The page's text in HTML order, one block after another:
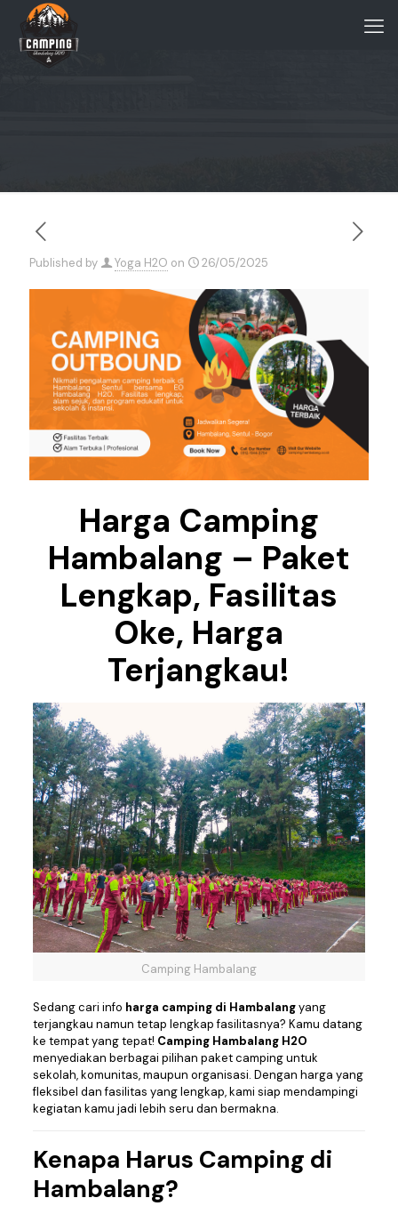
Published by Yoga H2O on 26/05/2025
Harga Camping
Hambalang – Paket
Lengkap, Fasilitas
Oke, Harga
Terjangkau!
Camping Hambalang
Sedang cari info harga camping di Hambalangyang
terjangkau namun tetap lengkap fasilitasnya? Kamu datang
ke tempat yang tepat! Camping Hambalang H2O
menyediakan berbagai pilihan paket camping untuk
sekolah, komunitas, maupun organisasi. Dengan harga yang
fleksibel dan fasilitas yang lengkap, kami siap mendampingi
kegiatan kamu jadi lebih seru dan bermakna.
Kenapa Harus Camping di
Hambalang?